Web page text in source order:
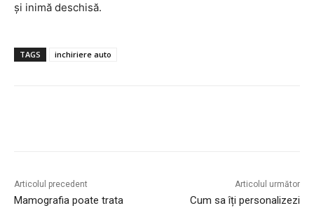
și inimă deschisă.
TAGS inchiriere auto
Articolul precedent
Mamografia poate trata
Articolul următor
Cum sa îți personalizezi